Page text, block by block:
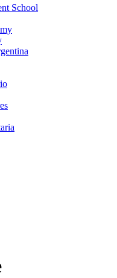
School